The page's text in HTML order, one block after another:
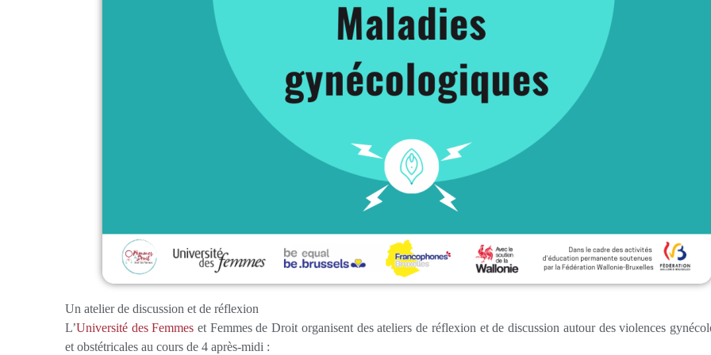
Un atelier de discussion et de réflexion
L’Université des Femmes et Femmes de Droit organisent des ateliers de réflexion et de discussion autour des violences
et obstétricales au cours de 4 après-midi :